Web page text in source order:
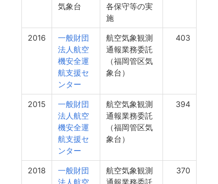
気象台
各保守等の実
施
2016
一般財団
法人航空
機安全運
航支援セ
ンター
航空気象観測
通報業務委託
（福岡管区気
象台）
403
2015
一般財団
法人航空
機安全運
航支援セ
ンター
航空気象観測
通報業務委託
（福岡管区気
象台）
394
2018
一般財団
法人航空
航空気象観測
通報業務委託
370